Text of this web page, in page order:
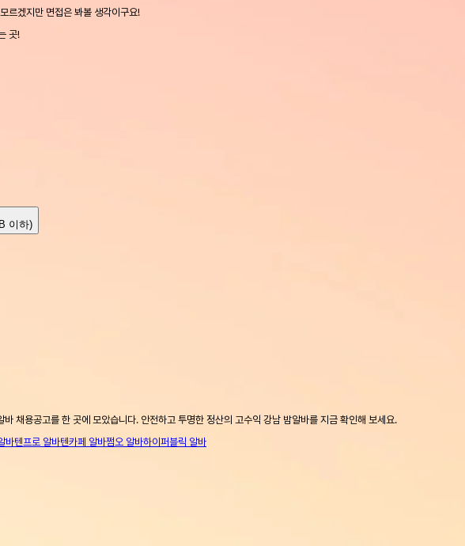
르겠지만 면접은 봐볼 생각이구요!
곳!
이하)
채용공고를 한 곳에 모았습니다. 안전하고 투명한 정산의 고수익 강남 밤알바를 지금 확인해 보세요.
바텐프로 알바텐카페 알바쩜오 알바하이퍼블릭 알바